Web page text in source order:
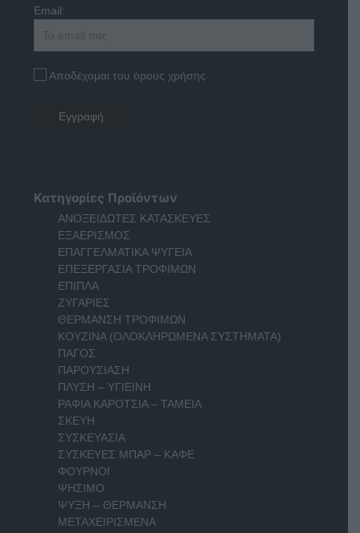
Email:
Αποδέχομαι του όρους χρήσης
Κατηγορίες Προϊόντων
ΑΝΟΞΕΙΔΩΤΕΣ ΚΑΤΑΣΚΕΥΕΣ
ΕΞΑΕΡΙΣΜΟΣ
ΕΠΑΓΓΕΛΜΑΤΙΚΑ ΨΥΓΕΙΑ
ΕΠΕΞΕΡΓΑΣΙΑ ΤΡΟΦΙΜΩΝ
ΕΠΙΠΛΑ
ΖΥΓΑΡΙΕΣ
ΘΕΡΜΑΝΣΗ ΤΡΟΦΙΜΩΝ
ΚΟΥΖΙΝΑ (ΟΛΟΚΛΗΡΩΜΕΝΑ ΣΥΣΤΗΜΑΤΑ)
ΠΑΓΟΣ
ΠΑΡΟΥΣΙΑΣΗ
ΠΛΥΣΗ – ΥΓΙΕΙΝΗ
ΡΑΦΙΑ ΚΑΡΟΤΣΙΑ – ΤΑΜΕΙΑ
ΣΚΕΥΗ
ΣΥΣΚΕΥΑΣΙΑ
ΣΥΣΚΕΥΕΣ ΜΠΑΡ – ΚΑΦΕ
ΦΟΥΡΝΟΙ
ΨΗΣΙΜΟ
ΨΥΞΗ – ΘΕΡΜΑΝΣΗ
ΜΕΤΑΧΕΙΡΙΣΜΕΝΑ